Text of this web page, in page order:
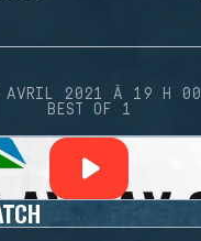
AVRIL 2021 À 19 H 00
BEST OF 1